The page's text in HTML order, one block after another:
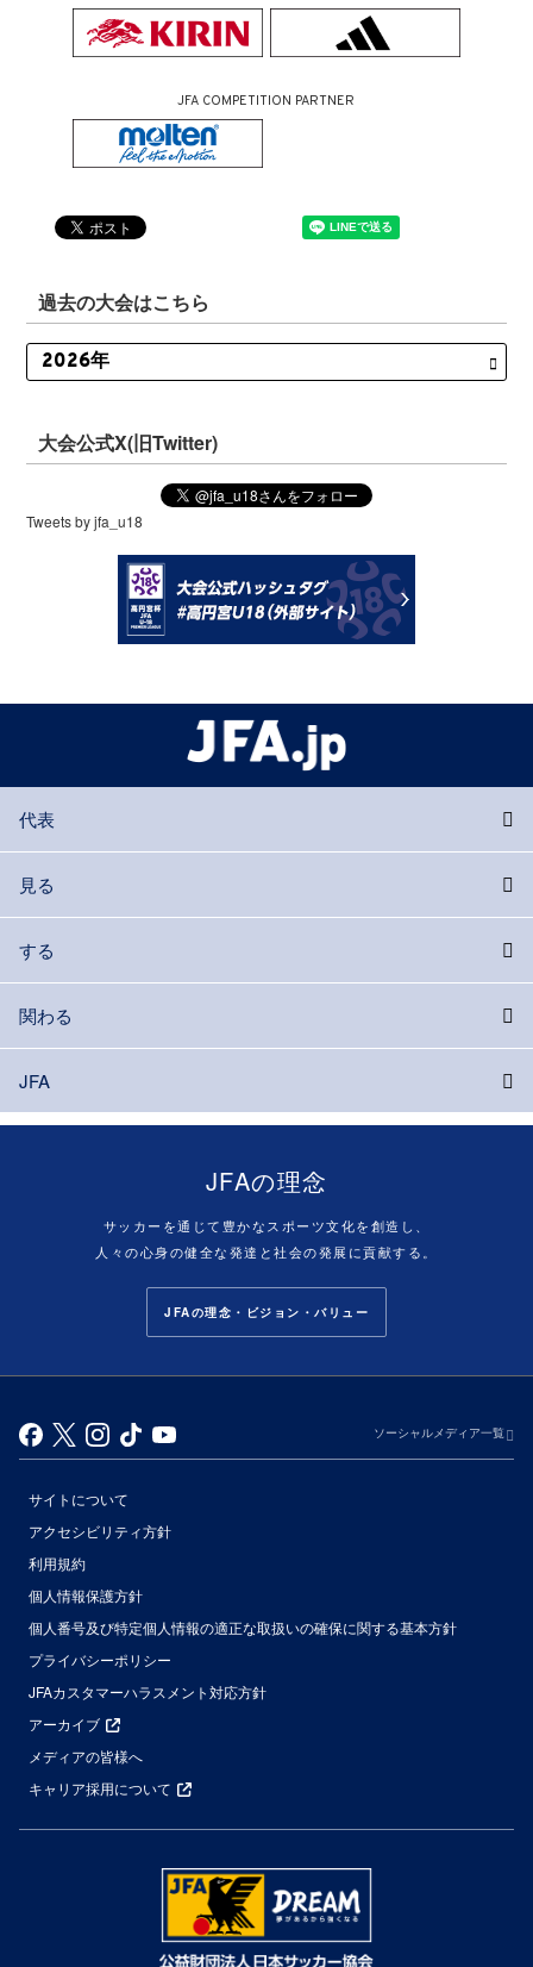
JFA COMPETITION PARTNER
過去の大会はこちら
大会公式X(旧Twitter)
Tweets by jfa_u18
代表
見る
する
関わる
JFA
JFAの理念
サッカーを通じて豊かなスポーツ文化を創造し、
人々の心身の健全な発達と社会の発展に貢献する。
JFAの理念・ビジョン・バリュー
ソーシャルメディア一覧
サイトについて
アクセシビリティ方針
利用規約
個人情報保護方針
個人番号及び特定個人情報の適正な取扱いの確保に関する基本方針
プライバシーポリシー
JFAカスタマーハラスメント対応方針
アーカイブ
メディアの皆様へ
キャリア採用について